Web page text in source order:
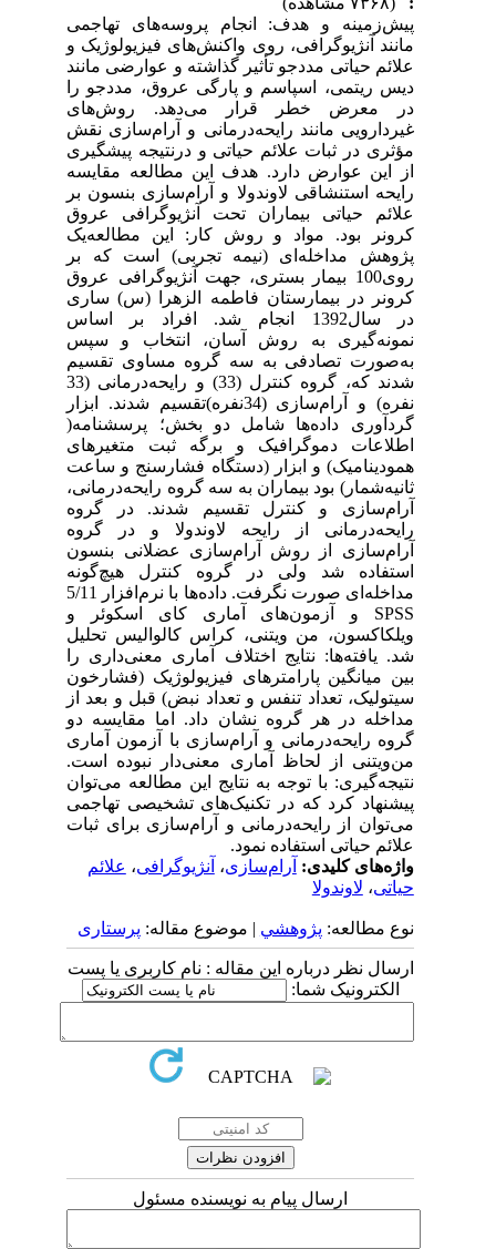
پیش‌زمینه و هدف: انجام پروسه‌های تهاجمی
مانند آنژیوگرافی، روی واکنش‌‌های فیزیولوژیک و
علائم حیاتی مددجو تأثیر گذاشته و عوارضی مانند
دیس ریتمی، اسپاسم و پارگی عروق، مددجو را
در معرض خطر قرار می‌دهد. روش‌های
غیردارویی مانند رایحه‌درمانی و آرام‌سازی نقش
مؤثری در ثبات علائم حیاتی و درنتیجه پیشگیری
از این عوارض دارد. هدف این مطالعه مقایسه
رایحه استنشاقی لاوندولا و آرام‌سازی بنسون بر
علائم حیاتی بیماران تحت آنژیوگرافی عروق
کرونر بود. مواد و روش کار‌‌: این مطالعه‌یک
پژوهش مداخله‌ای (نیمه تجربی) است که بر
روی100 بیمار بستری، جهت آنژیوگرافی عروق
کرونر در بیمارستان فاطمه الزهرا (س) ساری
در سال1392 انجام شد. افراد بر اساس
نمونه‌گیری به روش آسان، انتخاب و سپس
به‌صورت تصادفی به سه گروه مساوی تقسیم
شدند که، گروه کنترل (33) و رایحه‌درمانی (33
نفره) و آرام‌سازی (34نفره)تقسیم شدند. ابزار
گردآوری داده‌‌ها شامل دو بخش؛ پرسشنامه(
اطلاعات دموگرافیک و برگه ثبت متغیرهای
همودینامیک) و ابزار (دستگاه فشارسنج و ساعت
ثانیه‌شمار) بود بیماران به سه گروه رایحه‌درمانی،
آرام‌سازی و کنترل تقسیم شدند. در گروه
رایحه‌درمانی از رایحه لاوندولا و در گروه
آرام‌سازی از روش آرام‌سازی عضلانی بنسون
استفاده شد ولی در گروه کنترل هیچ‌گونه
مداخله‌ای صورت نگرفت. داده‌‌ها با نرم‌‌افزار 5/11
SPSS و آزمون‌‌های آماری کای اسکوئر و
ویلکاکسون، من ویتنی، کراس کالوالیس تحلیل
شد. یافته‌‌ها: نتایج اختلاف آماری معنی‌داری را
بین میانگین پارامترهای فیزیولوژیک (فشارخون
سیتولیک، تعداد تنفس و تعداد نبض) قبل و بعد از
مداخله در هر گروه نشان داد. اما مقایسه دو
گروه رایحه‌درمانی و آرام‌سازی با آزمون آماری
من‌ویتنی از لحاظ آماری معنی‌دار نبوده است.
نتیجه‌‌گیری: با توجه به نتایج این مطالعه می‌توان
پیشنهاد کرد که در تکنیک‌های تشخیصی تهاجمی
می‌توان از رایحه‌درمانی و آرام‌سازی برای ثبات
علائم حیاتی استفاده نمود.
واژه‌های کلیدی:آرام‌سازی،آنژیوگرافی،علائم
حیاتی،لاوندولا
نوع مطالعه:پژوهشي| موضوع مقاله:پرستاری
ارسال نظر درباره این مقاله : نام کاربری یا پست
الکترونیک شما:
ارسال پیام به نویسنده مسئول